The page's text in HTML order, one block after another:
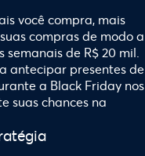
você compra, mais
compras de modo a
de R$ 20 mil.
antecipar presentes de
a Black Friday nos
suas chances na